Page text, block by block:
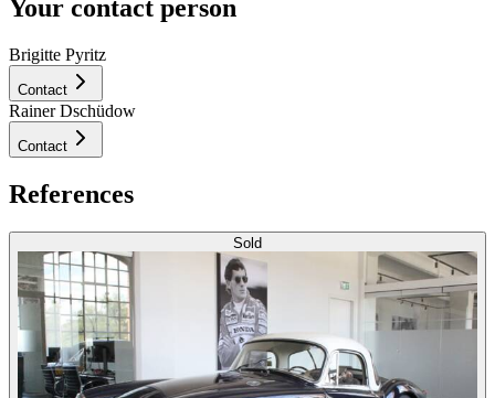
Your contact person
Brigitte Pyritz
Contact
Rainer Dschüdow
Contact
References
Sold